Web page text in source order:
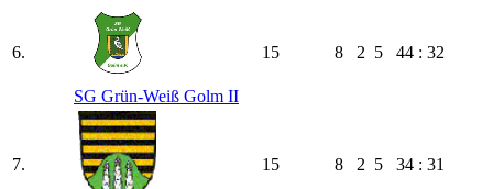
6.
SG Grün-Weiß Golm II
15 8 2 5 44 : 32
7. 15 8 2 5 34 : 31